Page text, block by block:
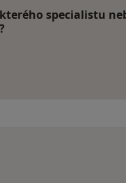
specialistu